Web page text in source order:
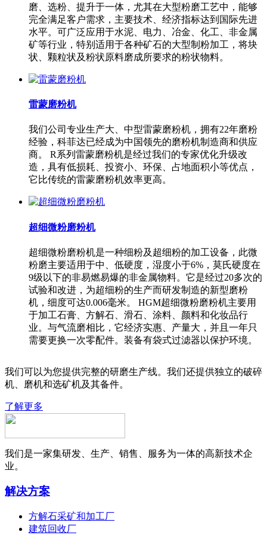
磨、选粉、提升于一体，尤其在大型粉磨工艺中，能够
完全满足客户需求，主要技术、经济指标达到国际先进
水平。可广泛应用于水泥、电力、冶金、化工、非金属
矿等行业，特别适用于各种矿石的大型制粉加工，将块
状、颗粒状及粉状原料磨成所要求的粉状物料。
雷蒙磨粉机
我们公司专业生产大、中型雷蒙磨粉机，拥有22年磨粉
经验，科菲达已经成为中国领先的磨粉机制造商和供应
商。 R系列雷蒙磨粉机是经过我们的专家优化升级改
造，具有低损耗、投资小、环保、占地面积小等优点，
它比传统的雷蒙磨粉机效率更高。
超细微粉磨粉机
超细微粉磨粉机是一种细粉及超细粉的加工设备，此微
粉磨主要适用于中、低硬度，湿度小于6%，莫氏硬度在
9级以下的非易燃易爆的非金属物料。它是经过20多次的
试验和改进，为超细粉的生产而研发制造的新型磨粉
机，细度可达0.006毫米。 HGM超细微粉磨粉机主要用
于加工石膏、方解石、滑石、涂料、颜料和化妆品行
业。与气流磨相比，它经济实惠、产量大，并且一年只
需要更换一次零配件。装备有袋式过滤器以保护环境。
我们可以为您提供完整的研磨生产线。我们还提供独立的破碎
机、磨机和选矿机及其备件。
了解更多
我们是一家集研发、生产、销售、服务为一体的高新技术企
业。
解决方案
方解石采矿和加工厂
建筑回收厂